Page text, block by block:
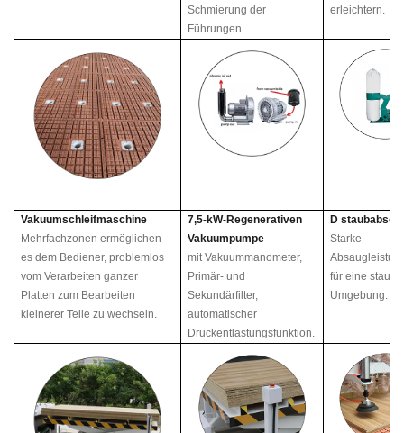
Schmierung der
Führungen
erleichtern.
Vakuumschleifmaschine
Mehrfachzonen ermöglichen
es dem Bediener, problemlos
vom Verarbeiten ganzer
Platten zum Bearbeiten
kleinerer Teile zu wechseln.
7,5-kW-Regenerativen
Vakuumpumpe
mit Vakuummanometer,
Primär- und
Sekundärfilter,
automatischer
Druckentlastungsfunktion.
D
Starke
für eine
Umgebung.